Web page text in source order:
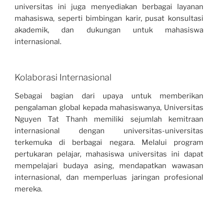
universitas ini juga menyediakan berbagai layanan
mahasiswa, seperti bimbingan karir, pusat konsultasi
akademik, dan dukungan untuk mahasiswa
internasional.
Kolaborasi Internasional
Sebagai bagian dari upaya untuk memberikan
pengalaman global kepada mahasiswanya, Universitas
Nguyen Tat Thanh memiliki sejumlah kemitraan
internasional dengan universitas-universitas
terkemuka di berbagai negara. Melalui program
pertukaran pelajar, mahasiswa universitas ini dapat
mempelajari budaya asing, mendapatkan wawasan
internasional, dan memperluas jaringan profesional
mereka.